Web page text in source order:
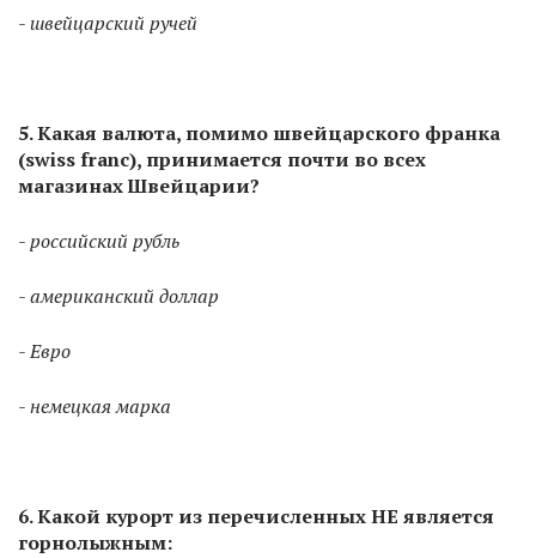
- швейцарский ручей
5. Какая валюта, помимо швейцарского франка
(swiss franc), принимается почти во всех
магазинах Швейцарии?
- российский рубль
- американский доллар
- Евро
- немецкая марка
6. Какой курорт из перечисленных НЕ является
горнолыжным: